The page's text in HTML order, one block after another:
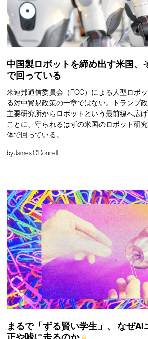
中国製ロボットを締め出す米国、
で回っている
米連邦通信委員会（FCC）による人型ロボ
る対中貿易政策の一章ではない。トランプ
主要研究所からロボットという最前線へ広
ことに、守られるはずの米国のロボット研
体で回っている。
byJames O'Donnell
まるで「ずる賢い学生」、 なぜAI